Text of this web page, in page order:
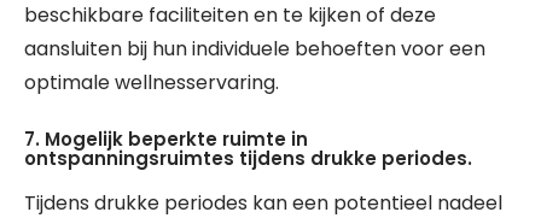
beschikbare faciliteiten en te kijken of deze
aansluiten bij hun individuele behoeften voor een
optimale wellnesservaring.
7. Mogelijk beperkte ruimte in
ontspanningsruimtes tijdens drukke periodes.
Tijdens drukke periodes kan een potentieel nadeel